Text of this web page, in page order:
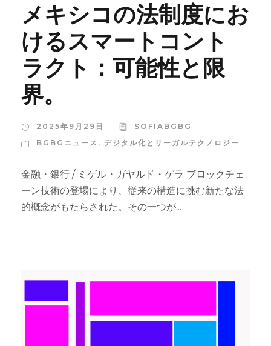
メキシコの法制度にお
けるスマートコント
ラクト：可能性と限
界。
2025年9月29日
SOFIABGBG
BGBGニュース , デジタル化とリーガルテクノロジー
金融・銀行 / ミゲル・ガヤルド・ゲラ ブロックチェ
ーン技術の登場により、従来の構造に挑む新たな法
的概念がもたらされた。その一つが...